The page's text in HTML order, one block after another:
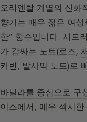
오리엔탈 계열의 신화
향기는 매우 젊은 여
한” 향수입니다. 시트
가 감싸는 노트(로즈,
카빈, 발사믹 노트)로
바닐라를 중심으로 구
이스에서, 매우 섹시한